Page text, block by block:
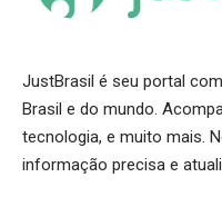
JustBrasil é seu portal
Brasil e do mundo.
tecnologia, e muito mais.
informação precisa e